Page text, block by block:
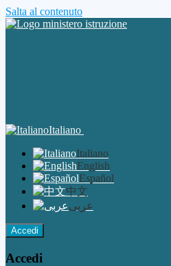
Salta al contenuto
Italiano
Italiano
English
Español
中文
عربى
Accedi
Accedi